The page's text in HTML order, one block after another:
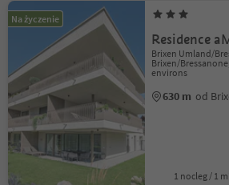
Na życzenie
Residence
Brixen Umland/
Brixen/
environs
630 m od
1 nocleg / 1